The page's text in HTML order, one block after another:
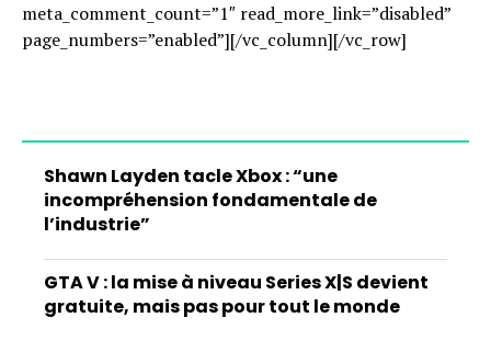
meta_comment_count=”1″ read_more_link=”disabled”
page_numbers=”enabled”][/vc_column][/vc_row]
Shawn Layden tacle Xbox : “une
incompréhension fondamentale de
l’industrie”
GTA V : la mise à niveau Series X|S devient
gratuite, mais pas pour tout le monde